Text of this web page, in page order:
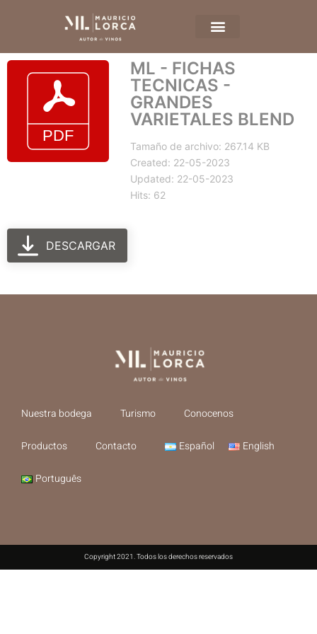
ML - FICHAS
TECNICAS -
GRANDES
VARIETALES BLEND
Tamaño de archivo: 267.14 KB
Created: 22-05-2023
Updated: 22-05-2023
Hits: 62
DESCARGAR
Nuestra bodega Turismo Conocenos
Productos Contacto Español English
Português
Copyright 2021. Todos los derechos reservados